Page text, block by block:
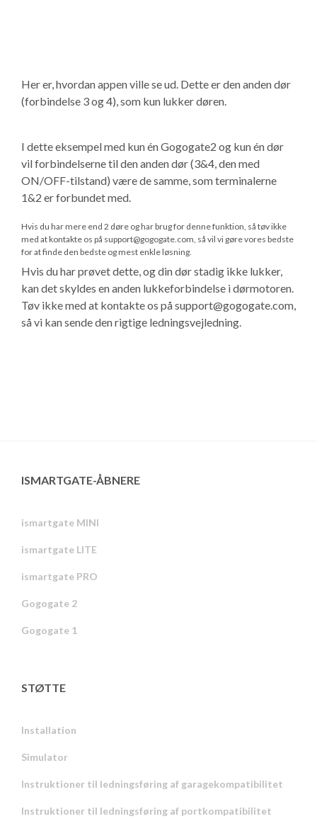
Her er, hvordan appen ville se ud. Dette er den anden dør
(forbindelse 3 og 4), som kun lukker døren.
I dette eksempel med kun én Gogogate2 og kun én dør
vil forbindelserne til den anden dør (3&4, den med
ON/OFF-tilstand) være de samme, som terminalerne
1&2 er forbundet med.
Hvis du har mere end 2 døre og har brug for denne funktion, så tøv ikke
med at kontakte os på support@gogogate.com, så vil vi gøre vores bedste
for at finde den bedste og mest enkle løsning.
Hvis du har prøvet dette, og din dør stadig ikke lukker,
kan det skyldes en anden lukkeforbindelse i dørmotoren.
Tøv ikke med at kontakte os på support@gogogate.com,
så vi kan sende den rigtige ledningsvejledning.
ISMARTGATE-ÅBNERE
ismartgate MINI
ismartgate LITE
ismartgate PRO
Gogogate 2
Gogogate 1
STØTTE
Installation
Simulator
Instruktioner til ledningsføring af garagekompatibilitet
Instruktioner til ledningsføring af portkompatibilitet